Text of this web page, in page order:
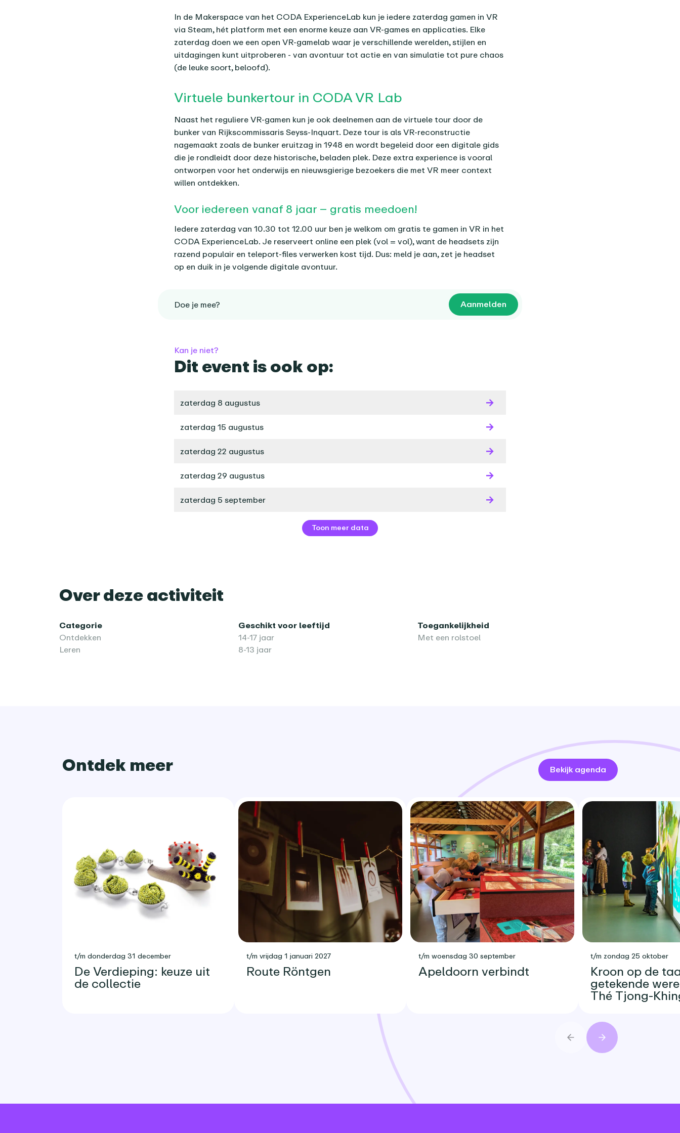
In de Makerspace van het CODA ExperienceLab kun je iedere zaterdag gamen in VR
via Steam, hét platform met een enorme keuze aan VR-games en applicaties. Elke
zaterdag doen we een open VR-gamelab waar je verschillende werelden, stijlen en
uitdagingen kunt uitproberen - van avontuur tot actie en van simulatie tot pure chaos
(de leuke soort, beloofd).
Virtuele bunkertour in CODA VR Lab
Naast het reguliere VR-gamen kun je ook deelnemen aan de virtuele tour door de
bunker van Rijkscommissaris Seyss-Inquart. Deze tour is als VR-reconstructie
nagemaakt zoals de bunker eruitzag in 1948 en wordt begeleid door een digitale gids
die je rondleidt door deze historische, beladen plek. Deze extra experience is vooral
ontworpen voor het onderwijs en nieuwsgierige bezoekers die met VR meer context
willen ontdekken.
Voor iedereen vanaf 8 jaar – gratis meedoen!
Iedere zaterdag van 10.30 tot 12.00 uur ben je welkom om gratis te gamen in VR in het
CODA ExperienceLab. Je reserveert online een plek (vol = vol), want de headsets zijn
razend populair en teleport-files verwerken kost tijd. Dus: meld je aan, zet je headset
op en duik in je volgende digitale avontuur.
Doe je mee? Aanmelden
Kan je niet?
Dit event is ook op:
zaterdag 8 augustus
zaterdag 15 augustus
zaterdag 22 augustus
zaterdag 29 augustus
zaterdag 5 september
Toon meer data
Over deze activiteit
Categorie
Ontdekken
Leren
Geschikt voor leeftijd
14-17 jaar
8-13 jaar
Toegankelijkheid
Met een rolstoel
Ontdek meer Bekijk agenda
t/m donderdag 31 december
De Verdieping: keuze uit
de collectie
t/m vrijdag 1 januari 2027
Route Röntgen
t/m woensdag 30 september
Apeldoorn verbindt
t/m zondag 25 oktober
Kroon op de
getekende
Thé Tjong-
VorigeVolgende